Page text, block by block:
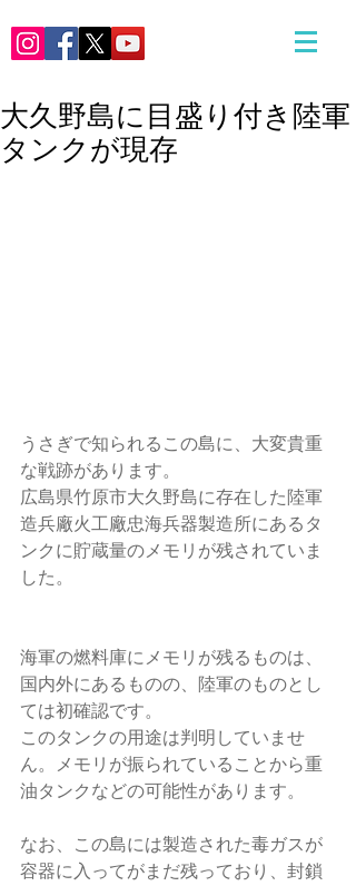
大久野島に目盛り付き陸軍
タンクが現存
うさぎで知られるこの島に、大変貴重
な戦跡があります。
広島県竹原市大久野島に存在した陸軍
造兵廠火工廠忠海兵器製造所にあるタ
ンクに貯蔵量のメモリが残されていま
した。
海軍の燃料庫にメモリが残るものは、
国内外にあるものの、陸軍のものとし
ては初確認です。
このタンクの用途は判明していませ
ん。メモリが振られていることから重
油タンクなどの可能性があります。
なお、この島には製造された毒ガスが
容器に入ってがまだ残っており、封鎖